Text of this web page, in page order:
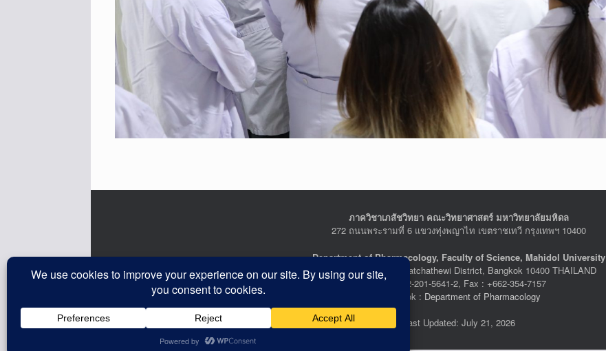
ภาควิชาเภสัชวิทยา คณะวิทยาศาสตร์ มหาวิทยาลัยมหิดล
272 ถนนพระรามที่ 6 แขวงทุ่งพญาไท เขตราชเทวี กรุงเทพฯ 10400
Department of Pharmacology, Faculty of Science, Mahidol University
272 Rama VI Road, Ratchathewi District, Bangkok 10400 THAILAND
Tel : +662-201-5641-2, Fax : +662-354-7157
Facebook : Department of Pharmacology
Last Updated: July 21, 2026